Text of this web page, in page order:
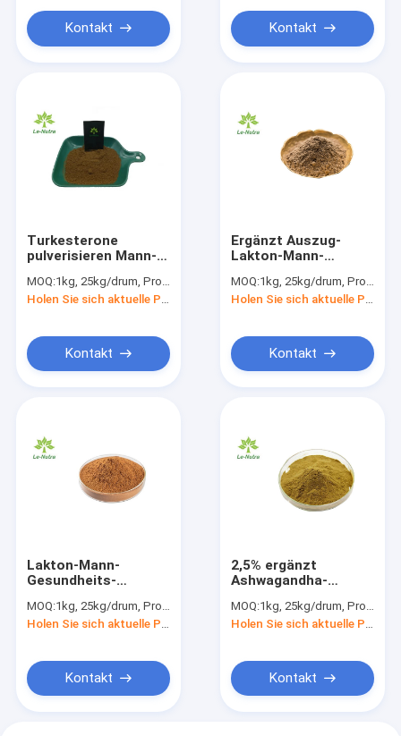
Kontakt Kontakt
Turkesterone
pulverisieren Mann-
Ergänzungen Ajuga
Turkestanica-Auszug
MOQ:1kg, 25kg/drum, Probe ist verfügbar
Kontakt
Ergänzt Auszug-
Lakton-Mann-
Withania Somnifera
Pulver
MOQ:1kg, 25kg/drum, Probe ist verfügbar
Kontakt
Lakton-Mann-
Gesundheits-
Ashwagandha
Auszug-5%
MOQ:1kg, 25kg/drum, Probe ist verfügbar
Kontakt
2,5% ergänzt
Ashwagandha-
Mann-Gesundheit
CAS 30655-48-2
MOQ:1kg, 25kg/drum, Probe ist verfügbar
Kontakt